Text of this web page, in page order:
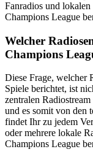
Fanradios und
Champions League
Welcher
Champions
Diese Frage, welcher
Spiele berichtet, ist
zentralen
und es somit von den
findet Ihr zu jedem
oder mehrere lokale
Champions League